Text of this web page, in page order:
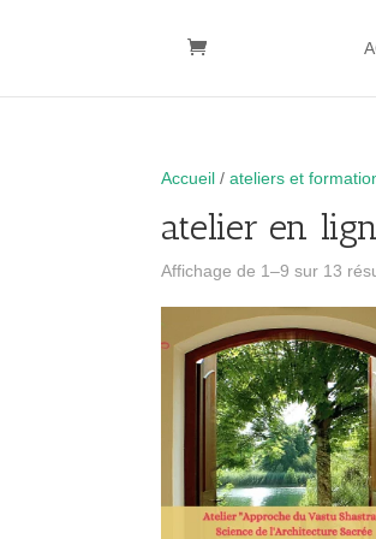
Accueil /ateliers et
atelier en
Affichage de 1–9 sur 13